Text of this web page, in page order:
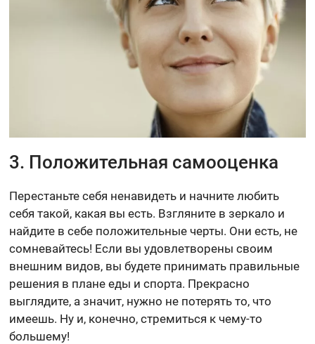
3. Положительная самооценка
Перестаньте себя ненавидеть и начните любить
себя такой, какая вы есть. Взгляните в зеркало и
найдите в себе положительные черты. Они есть, не
сомневайтесь! Если вы удовлетворены своим
внешним видов, вы будете принимать правильные
решения в плане еды и спорта. Прекрасно
выглядите, а значит, нужно не потерять то, что
имеешь. Ну и, конечно, стремиться к чему-то
большему!